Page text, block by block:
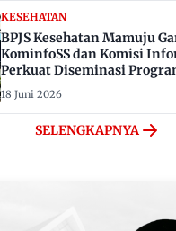
KESEHATAN
BPJS Kesehatan Mamuju
KominfoSS dan Komisi
Perkuat Diseminasi
18 Juni 2026
SELENGKAPNYA